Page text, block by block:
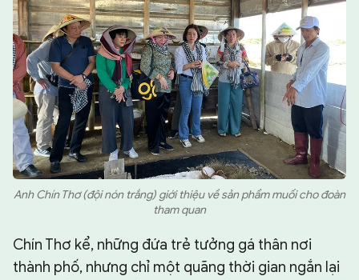
Anh Chín Thơ (đội nón trắng) giới thiệu về sản phẩm muối cho đoàn
tham quan
Chín Thơ kể, những đứa trẻ tưởng gá thân nơi
thành phố, nhưng chỉ một quãng thời gian ngắn lại